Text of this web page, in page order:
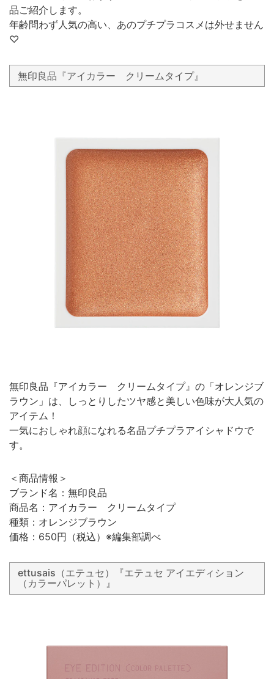
品ご紹介します。
年齢問わず人気の高い、あのプチプラコスメは外せません
♡
無印良品『アイカラー クリームタイプ』
無印良品『アイカラー クリームタイプ』の「オレンジブ
ラウン」は、しっとりしたツヤ感と美しい色味が大人気の
アイテム！
一気におしゃれ顔になれる名品プチプラアイシャドウで
す。
＜商品情報＞
ブランド名：無印良品
商品名：アイカラー クリームタイプ
種類：オレンジブラウン
価格：650円（税込）※編集部調べ
ettusais（エテュセ）『エテュセ アイエディション
（カラーパレット）』